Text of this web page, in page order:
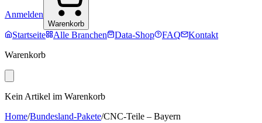
Anmelden
Warenkorb
Startseite Alle Branchen Data-Shop FAQ
Kontakt
Warenkorb
Kein Artikel im Warenkorb
Home/Bundesland-Pakete/CNC-Teile – Bayern